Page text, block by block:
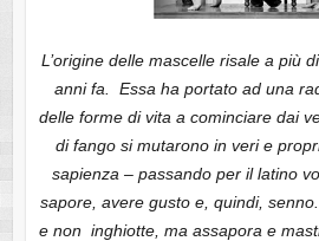
L’origine delle mascelle risale a più
anni fa. Essa ha portato ad una
delle forme di vita a cominciare dai
di fango si mutarono in veri e
sapienza – passando per il latino
sapore, avere gusto e, quindi,
e non inghiotte, ma assapora e